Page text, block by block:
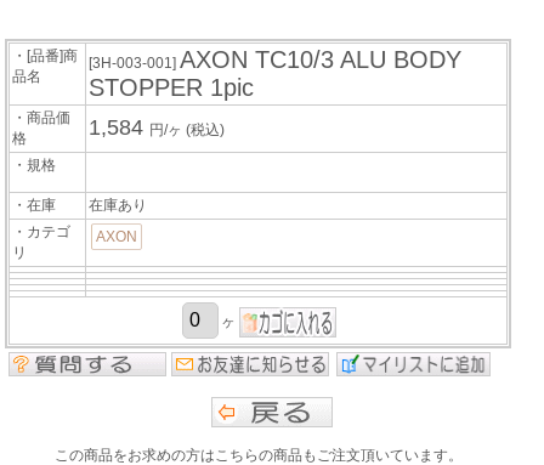
・[品番]商
品名
[3H-003-001]AXON TC10/3 ALU BODY
STOPPER 1pic
・商品価
格
1,584 円/ヶ(税込)
・規格
・在庫
在庫あり
・カテゴ
リ
AXON
ヶ
この商品をお求めの方はこちらの商品もご注文頂いています。